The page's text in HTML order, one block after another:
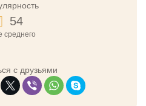
54
среднего
с друзьями